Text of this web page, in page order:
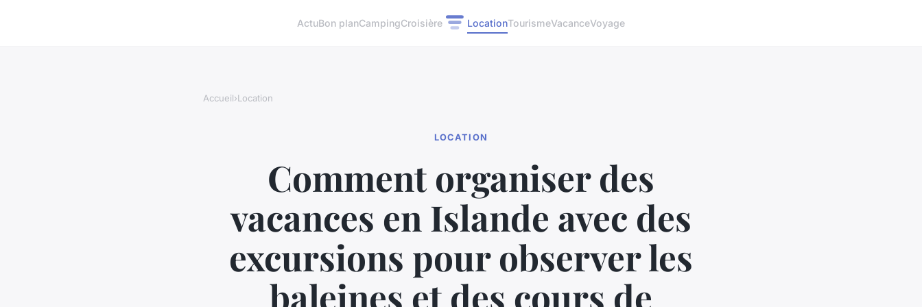
ActuBon planCampingCroisière LocationTourismeVacanceVoyage
Accueil›Location
LOCATION
Comment organiser des
vacances en Islande avec des
excursions pour observer les
baleines et des cours de